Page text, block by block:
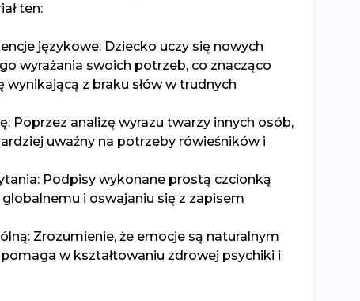
ten:
językowe: Dziecko uczy się nowych
wyrażania swoich potrzeb, co znacząco
wynikającą z braku słów w trudnych
Poprzez analizę wyrazu twarzy innych osób,
uważny na potrzeby rówieśników i
Podpisy wykonane prostą czcionką
i oswajaniu się z zapisem
Zrozumienie, że emocje są naturalnym
w kształtowaniu zdrowej psychiki i